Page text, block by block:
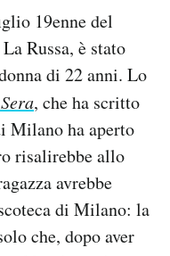
19enne del
Russa, è stato
di 22 anni. Lo
, che ha scritto
Milano ha aperto
risalirebbe allo
avrebbe
di Milano: la
che, dopo aver